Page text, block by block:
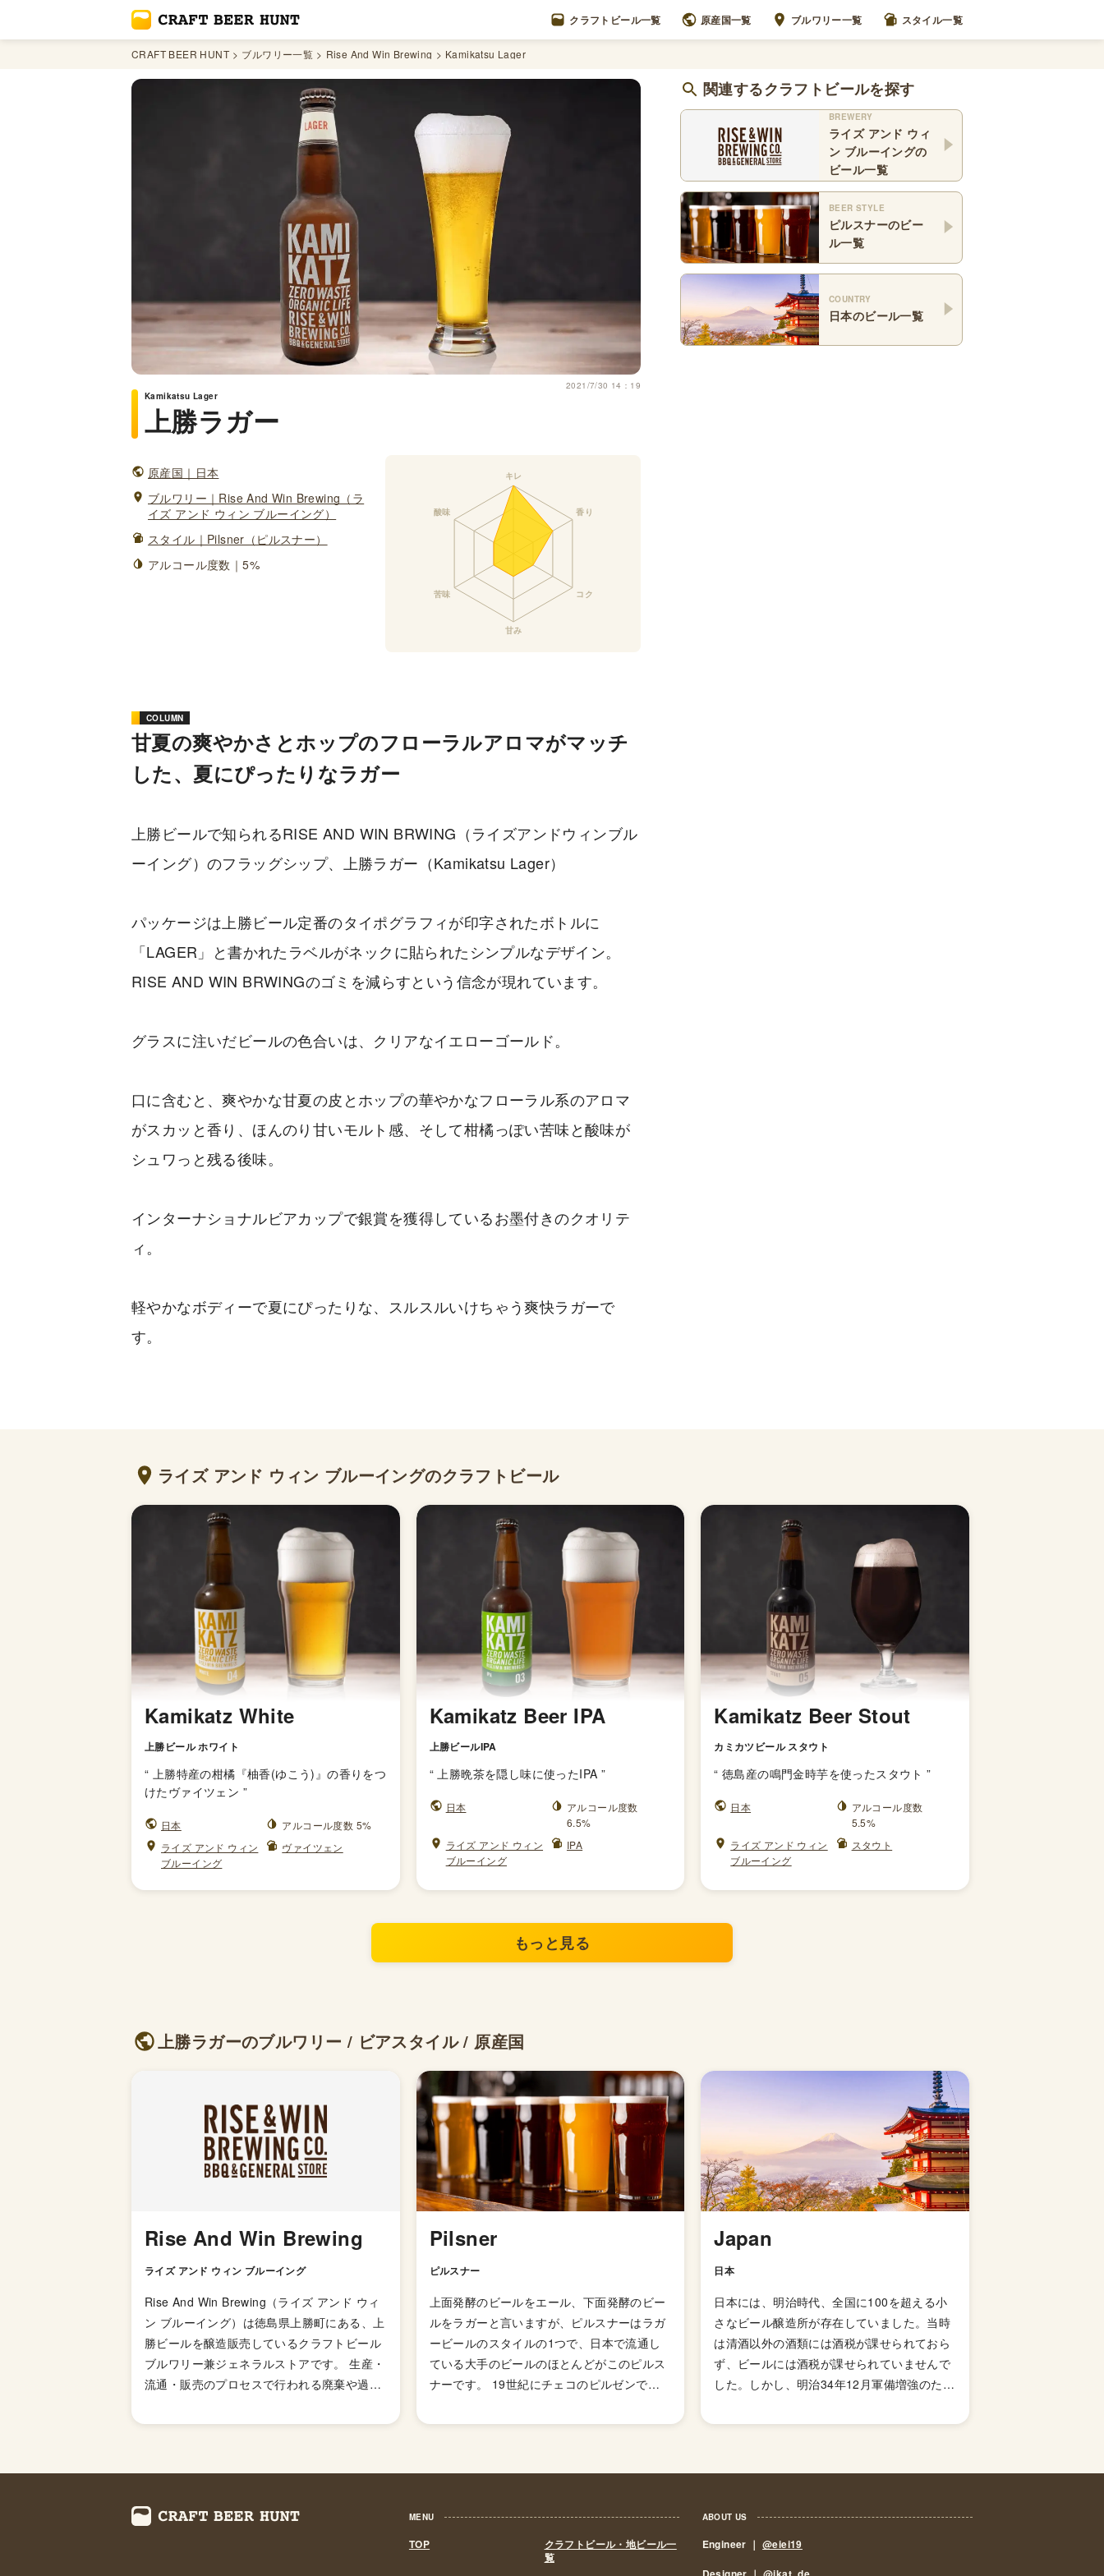
クラフトビール一覧 原産国一覧 ブルワリー一覧 スタイル一覧
CRAFT BEER HUNT ブルワリー一覧 Rise And Win Brewing Kamikatsu Lager
2021/7/30 14：19
Kamikatsu Lager
上勝ラガー
原産国｜日本
ブルワリー｜Rise And Win Brewing（ラ
イズ アンド ウィン ブルーイング）
スタイル｜Pilsner（ピルスナー）
アルコール度数｜5%
COLUMN
甘夏の爽やかさとホップのフローラルアロマがマッチ
した、夏にぴったりなラガー
上勝ビールで知られるRISE AND WIN BRWING（ライズアンドウィンブル
ーイング）のフラッグシップ、上勝ラガー（Kamikatsu Lager）
パッケージは上勝ビール定番のタイポグラフィが印字されたボトルに
「LAGER」と書かれたラベルがネックに貼られたシンプルなデザイン。
RISE AND WIN BRWINGのゴミを減らすという信念が現れています。
グラスに注いだビールの色合いは、クリアなイエローゴールド。
口に含むと、爽やかな甘夏の皮とホップの華やかなフローラル系のアロマ
がスカッと香り、ほんのり甘いモルト感、そして柑橘っぽい苦味と酸味が
シュワっと残る後味。
インターナショナルビアカップで銀賞を獲得しているお墨付きのクオリテ
ィ。
軽やかなボディーで夏にぴったりな、スルスルいけちゃう爽快ラガーで
す。
関連するクラフトビールを探す
BREWERY
ライズ アンド ウィ
ン ブルーイングの
ビール一覧
BEER STYLE
ピルスナーのビー
ル一覧
COUNTRY
日本のビール一覧
ライズ アンド ウィン ブルーイングのクラフトビール
Kamikatz White
上勝ビール ホワイト
“ 上勝特産の柑橘『柚香(ゆこう)』の香りをつ
けたヴァイツェン ”
日本
アルコール度数 5%
ライズ アンド ウィン
ブルーイング
ヴァイツェン
Kamikatz Beer IPA
上勝ビールIPA
“上勝晩茶を隠し味に使ったIPA ”
日本
アルコール度数
6.5%
ライズ アンド ウィン
ブルーイング
IPA
Kamikatz Beer Stout
カミカツビール スタウト
“徳島産の鳴門金時芋を使ったスタウト ”
日本
アルコール度数
5.5%
ライズ アンド ウィン
ブルーイング
スタウト
もっと見る
上勝ラガーのブルワリー / ビアスタイル / 原産国
Rise And Win Brewing
ライズ アンド ウィン ブルーイング
Rise And Win Brewing（ライズ アンド ウィ
ン ブルーイング）は徳島県上勝町にある、上
勝ビールを醸造販売しているクラフトビール
ブルワリー兼ジェネラルストアです。 生産・
流通・販売のプロセスで行われる廃棄や過剰
ないという意識のもと設立されました。
間やインテリアには、ゴミ集積所にあった建
具や家具が再利用されており、ビールの製造
Pilsner
ピルスナー
上面発酵のビールをエール、下面発酵のビー
ルをラガーと言いますが、ピルスナーはラガ
ービールのスタイルの1つで、日本で流通し
ている大手のビールのほとんどがこのピルス
ナーです。 19世紀にチェコのピルゼンで生
界中で最も広く普及しているビアスタイル
た比較的近代的なビールの製造方法です。こ
Japan
日本
日本には、明治時代、全国に100を超える小
さなビール醸造所が存在していました。当時
は清酒以外の酒類には酒税が課せられておら
ず、ビールには酒税が課せられていませんで
した。しかし、明治34年12月軍備増強のため
れることになり、資金力の弱い小さなビール
ル製造免許に必要な最低製造量が、従来の年
間2,000キロリッターから60キロリッターに
MENU
TOP
クラフトビール・地ビール一
覧
ABOUT US
Engineer ｜@eiei19